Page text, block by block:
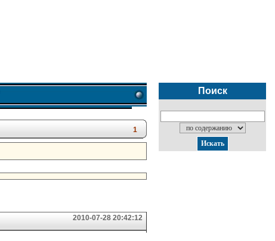
1
2010-07-28 20:42:12
Поиск